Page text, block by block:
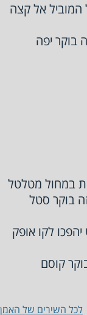
המוביל אל קצה
בוקר יפה
במחול מטלטל
בוקר סטל
לקו אופק
קוסם
לכל השירים של האמן